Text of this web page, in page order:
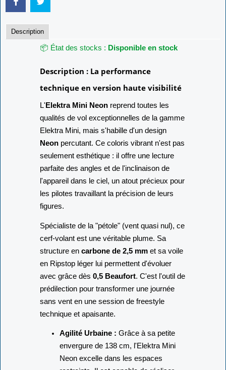
Description
📦 État des stocks : Disponible en stock
Description : La performance
technique en version haute visibilité
L'Elektra Mini Neon reprend toutes les
qualités de vol exceptionnelles de la gamme
Elektra Mini, mais s'habille d'un design
Neon percutant. Ce coloris vibrant n'est pas
seulement esthétique : il offre une lecture
parfaite des angles et de l'inclinaison de
l'appareil dans le ciel, un atout précieux pour
les pilotes travaillant la précision de leurs
figures.
Spécialiste de la "pétole" (vent quasi nul), ce
cerf-volant est une véritable plume. Sa
structure en carbone de 2,5 mm et sa voile
en Ripstop léger lui permettent d'évoluer
avec grâce dès 0,5 Beaufort. C'est l'outil de
prédilection pour transformer une journée
sans vent en une session de freestyle
technique et apaisante.
Agilité Urbaine : Grâce à sa petite
envergure de 138 cm, l'Elektra Mini
Neon excelle dans les espaces